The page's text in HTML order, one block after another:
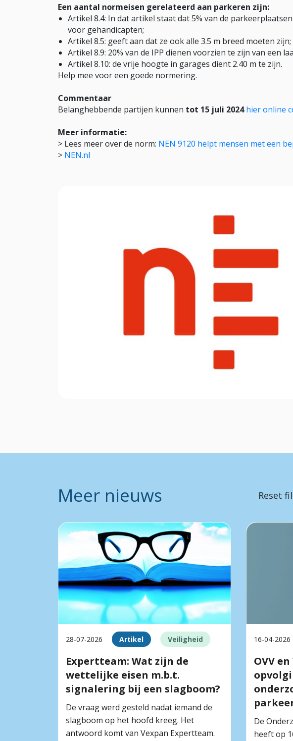
Een aantal normeisen gerelateerd aan parkeren zijn:
Artikel 8.4: In dat artikel staat dat 5% van de
voor gehandicapten;
Artikel 8.5: geeft aan dat ze ook alle 3.5 m breed moeten zijn;
Artikel 8.9: 20% van de IPP dienen voorzien te zijn van een
Artikel 8.10: de vrije hoogte in garages dient 2.40 m te zijn.
Help mee voor een goede normering.
Commentaar
Belanghebbende partijen kunnen tot 15 juli 2024 hier online
Meer informatie:
> Lees meer over de norm: NEN 9120 helpt mensen met een
> NEN.nl
Meer nieuws Reset
28-07-2026 Artikel Veiligheid
Expertteam: Wat zijn de
wettelijke eisen m.b.t.
signalering bij een slagboom?
De vraag werd gesteld nadat iemand de
slagboom op het hoofd kreeg. Het
antwoord komt van Vexpan Expertteam.
16-04-2026
OVV
De
heeft op